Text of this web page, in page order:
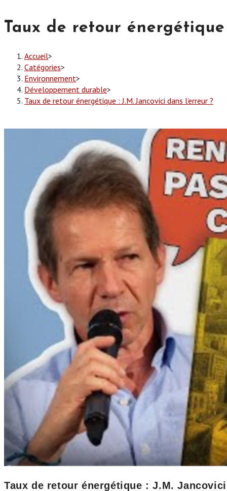
Taux de retour
Accueil>
Catégories>
Environnement>
Développement durable>
Taux de retour énergétique : J.M. Jancovici dans l’erreur ?
Taux de retour énergétique : J.M.